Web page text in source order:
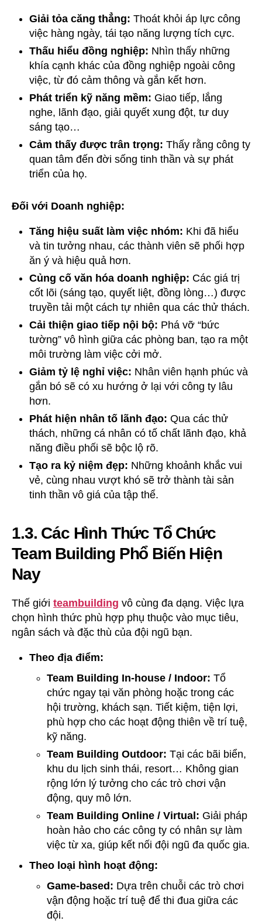
Giải tỏa căng thẳng: Thoát khỏi áp lực công
việc hàng ngày, tái tạo năng lượng tích cực.
Thấu hiểu đồng nghiệp: Nhìn thấy những
khía cạnh khác của đồng nghiệp ngoài công
việc, từ đó cảm thông và gắn kết hơn.
Phát triển kỹ năng mềm: Giao tiếp, lắng
nghe, lãnh đạo, giải quyết xung đột, tư duy
sáng tạo…
Cảm thấy được trân trọng: Thấy rằng công ty
quan tâm đến đời sống tinh thần và sự phát
triển của họ.
Đối với Doanh nghiệp:
Tăng hiệu suất làm việc nhóm: Khi đã hiểu
và tin tưởng nhau, các thành viên sẽ phối hợp
ăn ý và hiệu quả hơn.
Củng cố văn hóa doanh nghiệp: Các giá trị
cốt lõi (sáng tạo, quyết liệt, đồng lòng…) được
truyền tải một cách tự nhiên qua các thử thách.
Cải thiện giao tiếp nội bộ: Phá vỡ “bức
tường” vô hình giữa các phòng ban, tạo ra một
môi trường làm việc cởi mở.
Giảm tỷ lệ nghỉ việc: Nhân viên hạnh phúc và
gắn bó sẽ có xu hướng ở lại với công ty lâu
hơn.
Phát hiện nhân tố lãnh đạo: Qua các thử
thách, những cá nhân có tố chất lãnh đạo, khả
năng điều phối sẽ bộc lộ rõ.
Tạo ra kỷ niệm đẹp: Những khoảnh khắc vui
vẻ, cùng nhau vượt khó sẽ trở thành tài sản
tinh thần vô giá của tập thể.
1.3. Các Hình Thức Tổ Chức
Team Building Phổ Biến Hiện
Nay
Thế giới teambuilding vô cùng đa dạng. Việc lựa
chọn hình thức phù hợp phụ thuộc vào mục tiêu,
ngân sách và đặc thù của đội ngũ bạn.
Theo địa điểm:
Team Building In-house / Indoor: Tổ
chức ngay tại văn phòng hoặc trong các
hội trường, khách sạn. Tiết kiệm, tiện lợi,
phù hợp cho các hoạt động thiên về trí tuệ,
kỹ năng.
Team Building Outdoor: Tại các bãi biển,
khu du lịch sinh thái, resort… Không gian
rộng lớn lý tưởng cho các trò chơi vận
động, quy mô lớn.
Team Building Online / Virtual: Giải pháp
hoàn hảo cho các công ty có nhân sự làm
việc từ xa, giúp kết nối đội ngũ đa quốc gia.
Theo loại hình hoạt động:
Game-based: Dựa trên chuỗi các trò chơi
vận động hoặc trí tuệ để thi đua giữa các
đội.